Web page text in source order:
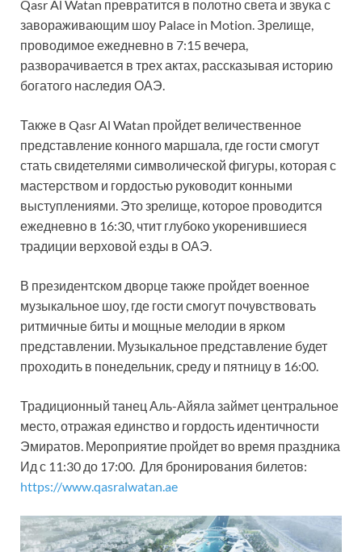
Qasr Al Watan превратится в полотно света и звука с
завораживающим шоу Palace in Motion. Зрелище,
проводимое ежедневно в 7:15 вечера,
разворачивается в трех актах, рассказывая историю
богатого наследия ОАЭ.
Также в Qasr Al Watan пройдет величественное
представление конного маршала, где гости смогут
стать свидетелями символической фигуры, которая с
мастерством и гордостью руководит конными
выступлениями. Это зрелище, которое проводится
ежедневно в 16:30, чтит глубоко укоренившиеся
традиции верховой езды в ОАЭ.
В президентском дворце также пройдет военное
музыкальное шоу, где гости смогут почувствовать
ритмичные биты и мощные мелодии в ярком
представлении. Музыкальное представление будет
проходить в понедельник, среду и пятницу в 16:00.
Традиционный танец Аль-Айяла займет центральное
место, отражая единство и гордость идентичности
Эмиратов. Мероприятие пройдет во время праздника
Ид с 11:30 до 17:00. Для бронирования билетов:
https://www.qasralwatan.ae